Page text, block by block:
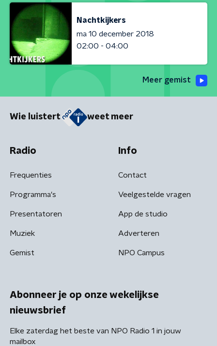
Nachtkijkers
ma 10 december 2018
02:00 - 04:00
Meer gemist
Wie luistert weet meer
Radio
Frequenties
Programma's
Presentatoren
Muziek
Gemist
Info
Contact
Veelgestelde vragen
App de studio
Adverteren
NPO Campus
Abonneer je op onze wekelijkse
nieuwsbrief
Elke zaterdag het beste van NPO Radio 1 in jouw
mailbox